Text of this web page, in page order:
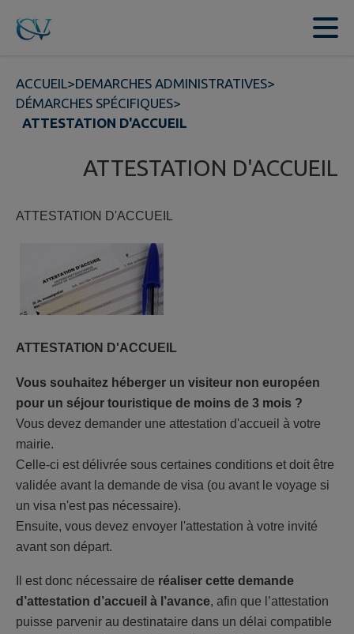
Contenu
ACCUEIL>DEMARCHES ADMINISTRATIVES>
DÉMARCHES SPÉCIFIQUES>
ATTESTATION D'ACCUEIL
ATTESTATION D'ACCUEIL
ATTESTATION D'ACCUEIL
ATTESTATION D'ACCUEIL
Vous souhaitez héberger un visiteur non européen
pour un séjour touristique de moins de 3 mois ?
Vous devez demander une attestation d'accueil à votre
mairie.
Celle-ci est délivrée sous certaines conditions et doit être
validée avant la demande de visa (ou avant le voyage si
un visa n'est pas nécessaire).
Ensuite, vous devez envoyer l'attestation à votre invité
avant son départ.
Il est donc nécessaire de réaliser cette demande
d’attestation d’accueil à l’avance, afin que l’attestation
puisse parvenir au destinataire dans un délai compatible